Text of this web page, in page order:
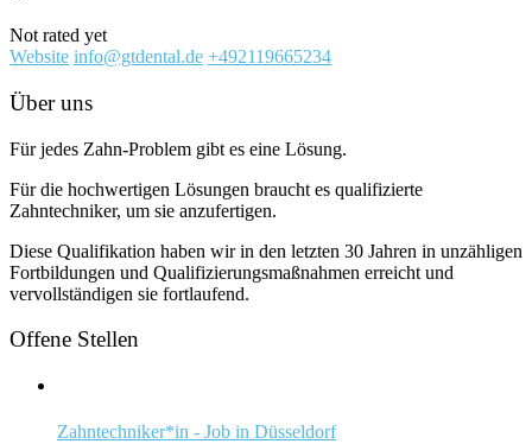
Not rated yet
Website info@gtdental.de +492119665234
Über uns
Für jedes Zahn-Problem gibt es eine Lösung.
Für die hochwertigen Lösungen braucht es qualifizierte
Zahntechniker, um sie anzufertigen.
Diese Qualifikation haben wir in den letzten 30 Jahren in unzähligen
Fortbildungen und Qualifizierungsmaßnahmen erreicht und
vervollständigen sie fortlaufend.
Offene Stellen
Zahntechniker*in - Job in Düsseldorf